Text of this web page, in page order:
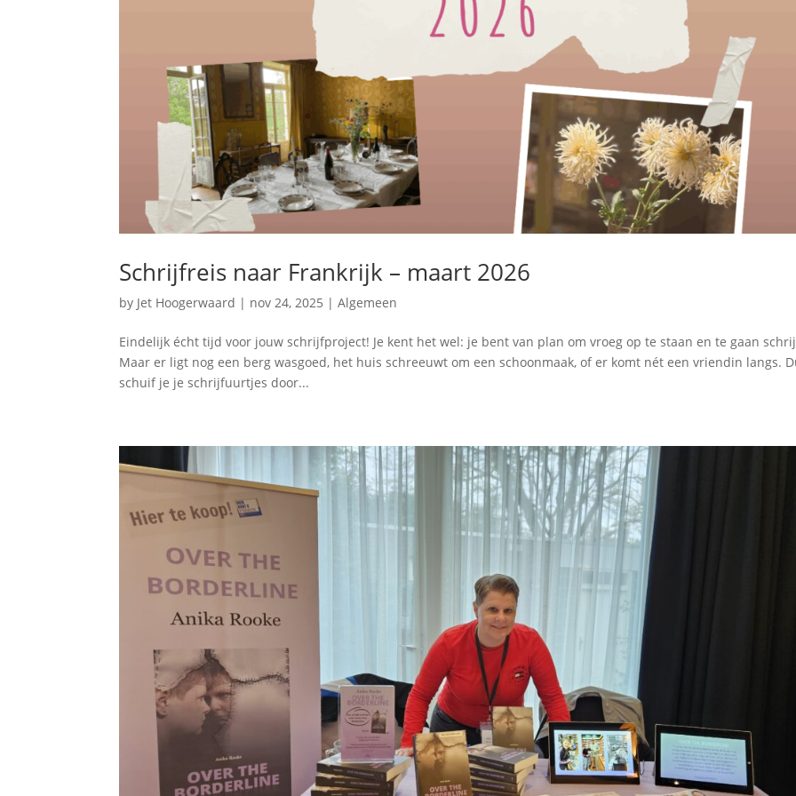
Schrijfreis naar Frankrijk – maart 2026
by Jet Hoogerwaard | nov 24, 2025 |Algemeen
Eindelijk écht tijd voor jouw schrijfproject! Je kent het wel: je bent van plan om vroeg op te staan en te gaan
Maar er ligt nog een berg wasgoed, het huis schreeuwt om een schoonmaak, of er komt nét een vriendin langs.
schuif je je schrijfuurtjes door...